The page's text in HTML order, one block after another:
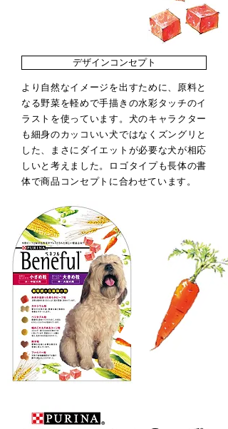
デザインコンセプト
より自然なイメージを出すために、原料と
なる野菜を軽めで手描きの水彩タッチのイ
ラストを使っています。犬のキャラクター
も細身のカッコいい犬ではなくズングリと
した、まさにダイエットが必要な犬が相応
しいと考えました。ロゴタイプも長体の書
体で商品コンセプトに合わせています。